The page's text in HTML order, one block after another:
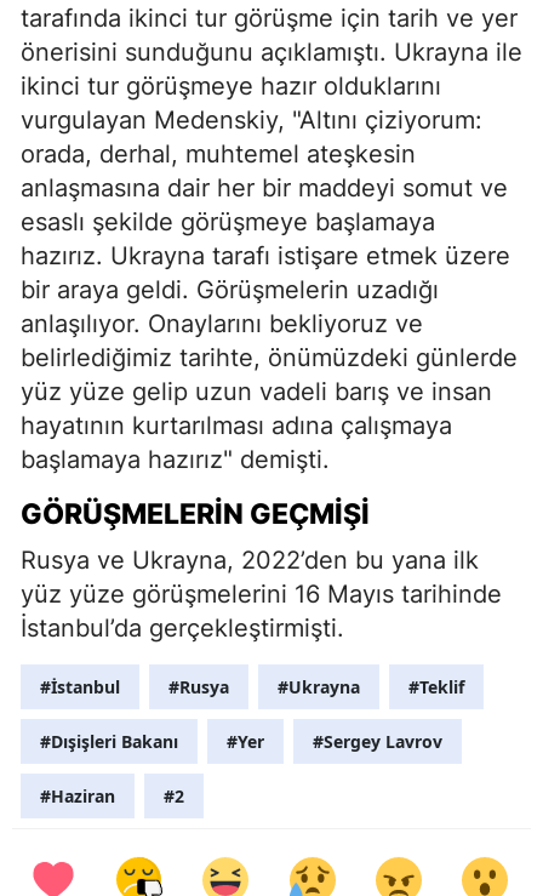
tarafında ikinci tur görüşme için tarih ve yer
önerisini sunduğunu açıklamıştı. Ukrayna ile
ikinci tur görüşmeye hazır olduklarını
vurgulayan Medenskiy, "Altını çiziyorum:
orada, derhal, muhtemel ateşkesin
anlaşmasına dair her bir maddeyi somut ve
esaslı şekilde görüşmeye başlamaya
hazırız. Ukrayna tarafı istişare etmek üzere
bir araya geldi. Görüşmelerin uzadığı
anlaşılıyor. Onaylarını bekliyoruz ve
belirlediğimiz tarihte, önümüzdeki günlerde
yüz yüze gelip uzun vadeli barış ve insan
hayatının kurtarılması adına çalışmaya
başlamaya hazırız" demişti.
GÖRÜŞMELERIN GEÇMIŞI
Rusya ve Ukrayna, 2022’den bu yana ilk
yüz yüze görüşmelerini 16 Mayıs tarihinde
İstanbul’da gerçekleştirmişti.
#İstanbul #Rusya #Ukrayna #Teklif
#Dışişleri Bakanı #Yer #Sergey Lavrov
#Haziran #2